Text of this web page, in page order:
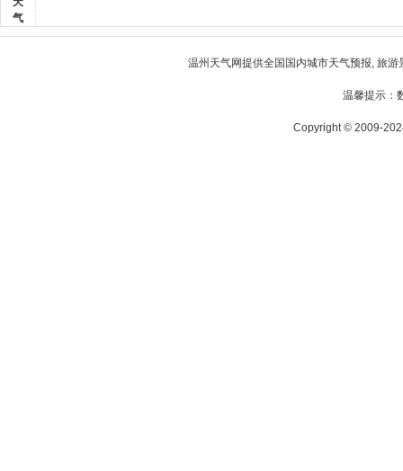
气
温州天气网提供全国国内城市天气预报, 旅游
温馨提示：
Copyright © 2009-